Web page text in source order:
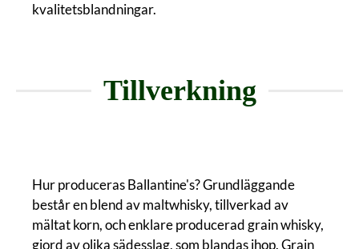
kvalitetsblandningar.
Tillverkning
Hur produceras Ballantine's? Grundläggande
består en blend av maltwhisky, tillverkad av
mältat korn, och enklare producerad grain whisky,
gjord av olika sädesslag, som blandas ihop. Grain